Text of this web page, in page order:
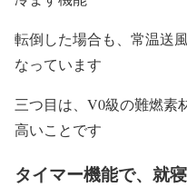
転倒した場合も、常温送
なっています
三つ目は、V0級の難燃素
高いことです
タイマー機能で、就